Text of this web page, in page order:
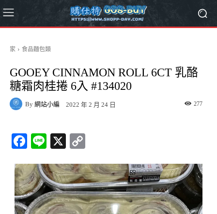
家 食品麵包類
GOOEY CINNAMON ROLL 6CT 乳酪
糖霜肉桂捲 6入 #134020
By 網站小編 2022 年 2 月 24 日 277
Fa
bo
ok
Li
X
y
Li
nk